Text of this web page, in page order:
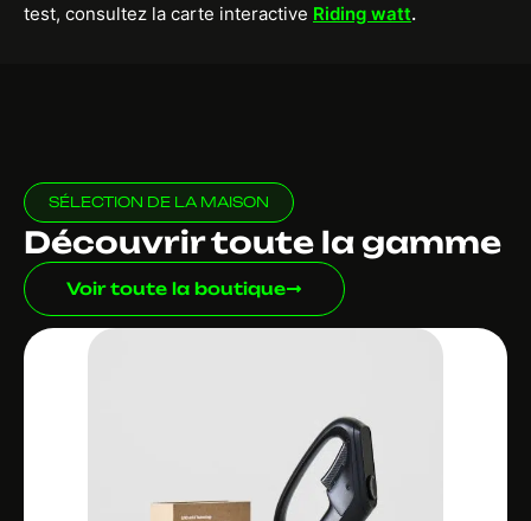
test, consultez la carte interactive Riding watt.
SÉLECTION DE LA MAISON
Découvrir toute la gamme
Voir toute la boutique